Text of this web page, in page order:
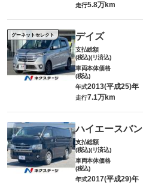
走行5.8万km
グーネットセレクト デイズ
支払総額
(税込)(リ済込)
車両本体価格
(税込)
年式2013(平成25)年
走行7.1万km
ハイエースバン
支払総額
(税込)(リ済込)
車両本体価格
(税込)
年式2017(平成29)年